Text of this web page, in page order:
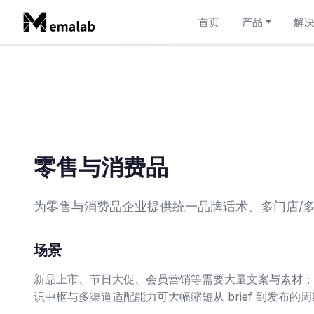
首页 产品 解
零售与消费品
为零售与消费品企业提供统一品牌话术、多门店/
场景
新品上市、节日大促、会员营销等需要大量文案与素材
识中枢与多渠道适配能力可大幅缩短从 brief 到发布的